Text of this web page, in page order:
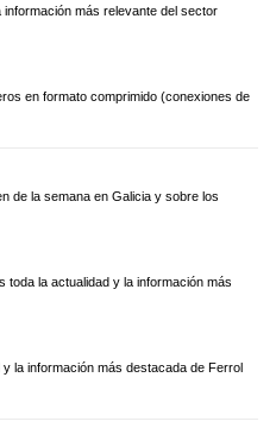
más relevante del sector
en formato comprimido (conexiones de
de la semana en Galicia y sobre los
toda la actualidad y la información más
la información más destacada de Ferrol